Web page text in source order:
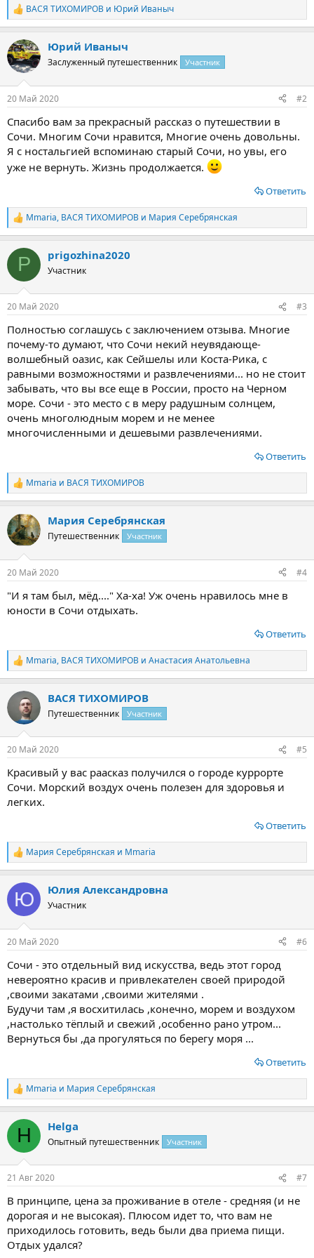
Р
е
к
ц
и
ВАСЯ ТИХОМИРОВ и Юрий Иваныч
Юрий Иваныч
Заслуженный путешественник Участник
20 Май 2020 #2
Спасибо вам за прекрасный рассказ о путешествии в
Сочи. Многим Сочи нравится, Многие очень довольны.
Я с ностальгией вспоминаю старый Сочи, но увы, его
уже не вернуть. Жизнь продолжается.
Ответить
Р
е
к
и
Mmaria, ВАСЯ ТИХОМИРОВ и Мария Серебрянская
P prigozhina2020
Участник
20 Май 2020 #3
Полностью соглашусь с заключением отзыва. Многие
почему-то думают, что Сочи некий неувядающе-
волшебный оазис, как Сейшелы или Коста-Рика, с
равными возможностями и развлечениями... но не стоит
забывать, что вы все еще в России, просто на Черном
море. Сочи - это место с в меру радушным солнцем,
очень многолюдным морем и не менее
многочисленными и дешевыми развлечениями.
Ответить
Р
е
к
ц
и
Mmaria и ВАСЯ ТИХОМИРОВ
Мария Серебрянская
Путешественник Участник
20 Май 2020 #4
"И я там был, мёд...." Ха-ха! Уж очень нравилось мне в
юности в Сочи отдыхать.
Ответить
Р
е
к
и
Mmaria, ВАСЯ ТИХОМИРОВ и Анастасия Анатольевна
ВАСЯ ТИХОМИРОВ
Путешественник Участник
20 Май 2020 #5
Красивый у вас раасказ получился о городе куррорте
Сочи. Морский воздух очень полезен для здоровья и
легких.
Ответить
Р
е
к
и
Мария Серебрянская и Mmaria
Ю Юлия Александровна
Участник
20 Май 2020 #6
Сочи - это отдельный вид искусства, ведь этот город
невероятно красив и привлекателен своей природой
,своими закатами ,своими жителями .
Будучи там ,я восхитилась ,конечно, морем и воздухом
,настолько тёплый и свежий ,особенно рано утром...
Вернуться бы ,да прогуляться по берегу моря ...
Ответить
Р
е
к
и
Mmaria и Мария Серебрянская
H Helga
Опытный путешественник Участник
21 Авг 2020 #7
В принципе, цена за проживание в отеле - средняя (и не
дорогая и не высокая). Плюсом идет то, что вам не
приходилось готовить, ведь были два приема пищи.
Отдых удался?